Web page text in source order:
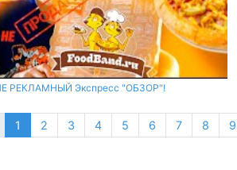
РЕКЛАМНЫЙ Экспресс "ОБЗОР"!
1 2 3 4 5 6 7 8 9